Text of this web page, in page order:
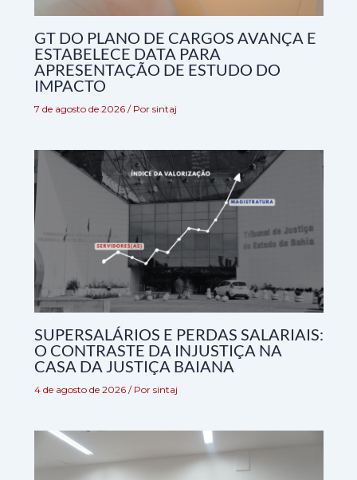
GT DO PLANO DE CARGOS AVANÇA E
ESTABELECE DATA PARA
APRESENTAÇÃO DE ESTUDO DO
IMPACTO
7 de agosto de 2026 / Por sintaj
SUPERSALÁRIOS E PERDAS SALARIAIS:
O CONTRASTE DA INJUSTIÇA NA
CASA DA JUSTIÇA BAIANA
4 de agosto de 2026 / Por sintaj